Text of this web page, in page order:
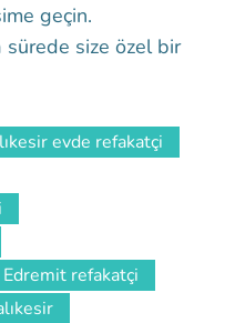
geçin.
sürede size özel bir
evde refakatçi
Edremit refakatçi